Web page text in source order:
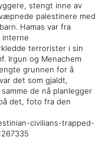
stengt inne av
palestinere med
Hamas var fra
interne
terrorister i sin
Irgun og Menachem
grunnen for å
det som gjaldt,
de nå planlegger
det, foto fra den
civilians-trapped-